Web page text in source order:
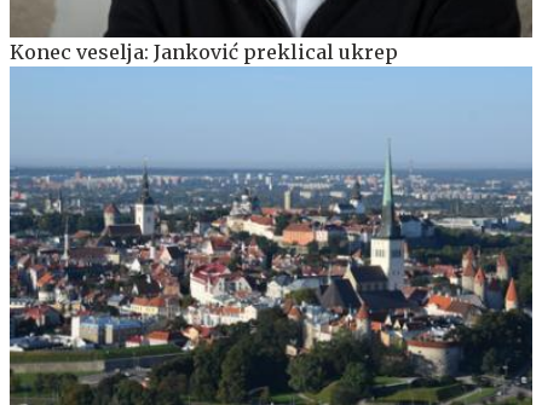
Konec veselja: Janković preklical ukrep